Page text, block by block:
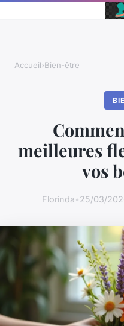
Accueil›Bien-être
meilleures
vos
Florinda•25/03/